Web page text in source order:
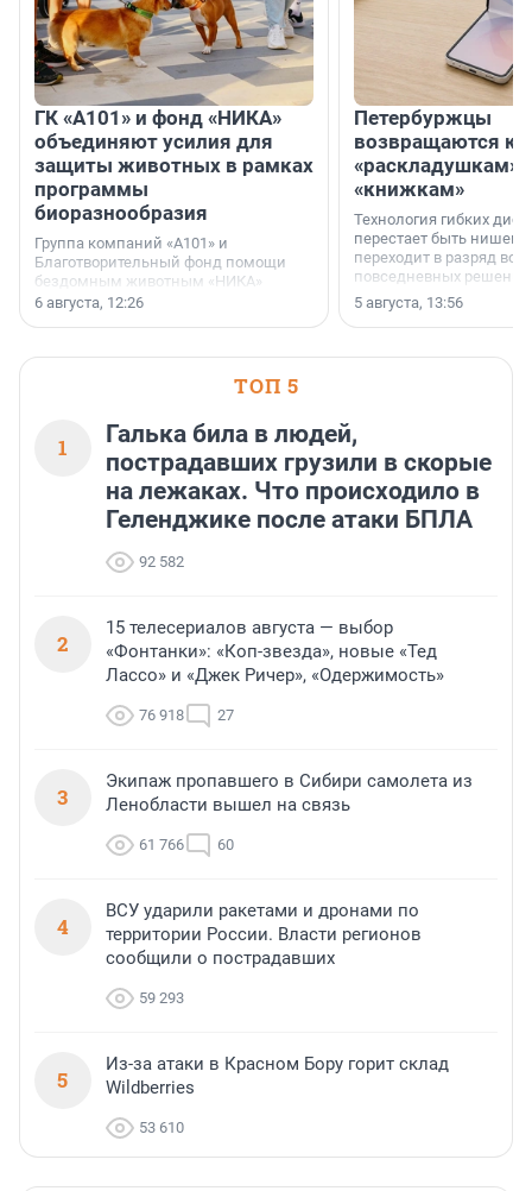
ГК «А101» и фонд «НИКА»
объединяют усилия для
защиты животных в рамках
программы
биоразнообразия
Группа компаний «А101» и
Благотворительный фонд помощи
бездомным животным «НИКА»
заключили соглашение о
6 августа, 12:26
Петербуржцы
возвращаются к
«раскладушкам»
«книжкам»
Технология гибких
перестает быть
переходит в разряд
повседневных
5 августа, 13:56
ТОП 5
1
Галька била в людей,
пострадавших грузили в скорые
на лежаках. Что происходило в
Геленджике после атаки БПЛА
92 582
2
15 телесериалов августа — выбор
«Фонтанки»: «Коп-звезда», новые «Тед
Лассо» и «Джек Ричер», «Одержимость»
76 918 27
3
Экипаж пропавшего в Сибири самолета из
Ленобласти вышел на связь
61 766 60
4
ВСУ ударили ракетами и дронами по
территории России. Власти регионов
сообщили о пострадавших
59 293
5
Из-за атаки в Красном Бору горит склад
Wildberries
53 610